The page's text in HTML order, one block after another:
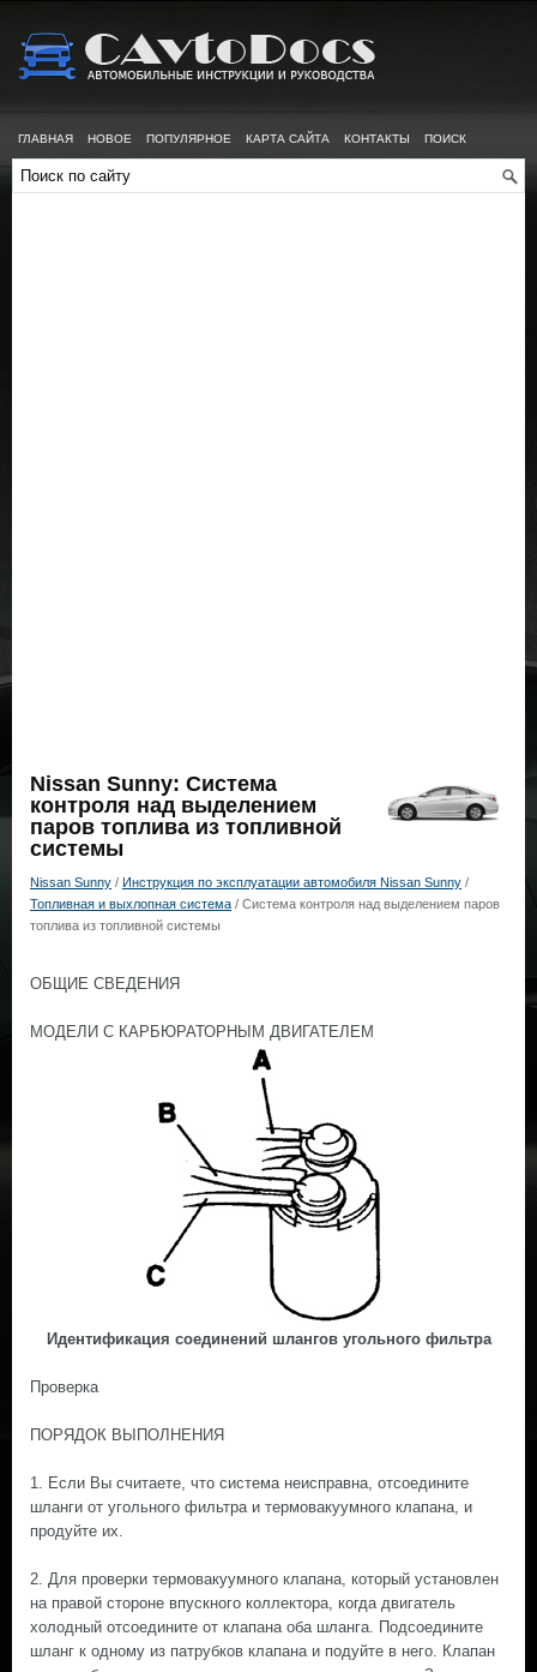
ГЛАВНАЯ НОВОЕ ПОПУЛЯРНОЕ КАРТА САЙТА КОНТАКТЫ ПОИСК
Nissan Sunny: Система
контроля над выделением
паров топлива из топливной
системы
Nissan Sunny / Инструкция по эксплуатации автомобиля Nissan Sunny /
Топливная и выхлопная система / Система контроля над выделением паров
топлива из топливной системы
ОБЩИЕ СВЕДЕНИЯ
МОДЕЛИ С КАРБЮРАТОРНЫМ ДВИГАТЕЛЕМ
Идентификация соединений шлангов угольного фильтра
Проверка
ПОРЯДОК ВЫПОЛНЕНИЯ
1. Если Вы считаете, что система неисправна, отсоедините
шланги от угольного фильтра и термовакуумного клапана, и
продуйте их.
2. Для проверки термовакуумного клапана, который установлен
на правой стороне впускного коллектора, когда двигатель
холодный отсоедините от клапана оба шланга. Подсоедините
шланг к одному из патрубков клапана и подуйте в него. Клапан